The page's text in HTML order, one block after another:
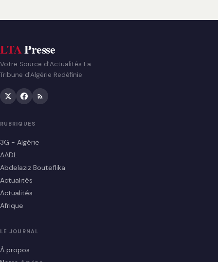
LTAPresse
Votre Source d’Actualités La
Tribune d'Algérie Redéfinie
RUBRIQUES
3G - Algérie
AADL
Abdelaziz Bouteflika
Actualités
Actualités
Afrique
LE JOURNAL
À propos